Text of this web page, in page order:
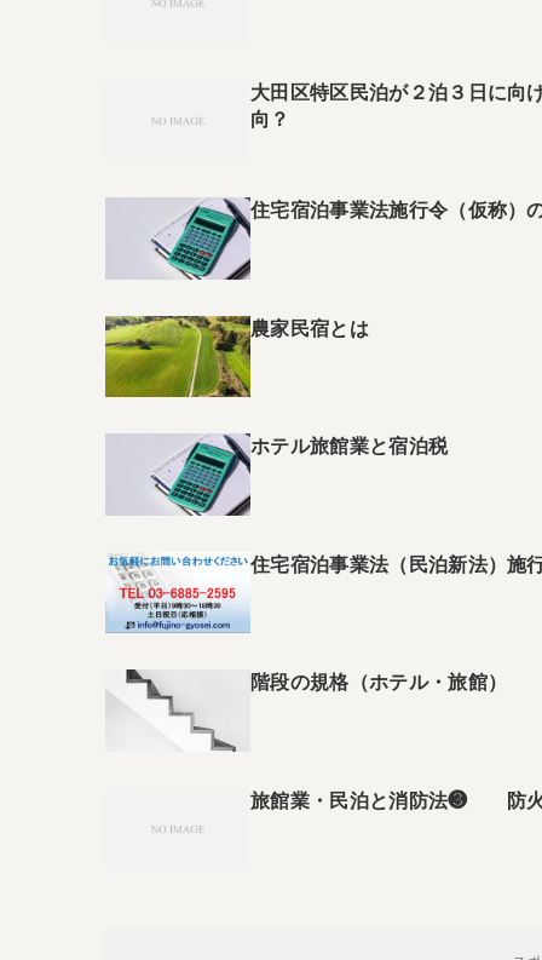
大田区特区民泊が２泊３日に向
向？
住宅宿泊事業法施行令（仮称）
農家民宿とは
ホテル旅館業と宿泊税
住宅宿泊事業法（民泊新法）施
階段の規格（ホテル・旅館）
旅館業・民泊と消防法❸ 防火